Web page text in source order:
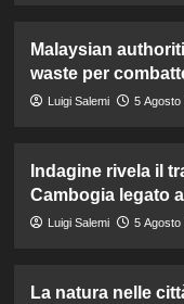
Malaysian
waste per
Luigi Salemi 5 Agosto
Indagine rivela il
Cambogia legato
Luigi Salemi 5 Agosto
La natura nelle